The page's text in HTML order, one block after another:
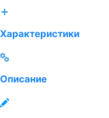
Характеристики
Описание